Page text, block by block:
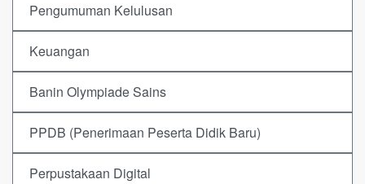
Pengumuman Kelulusan
Keuangan
Banin Olympiade Sains
PPDB (Penerimaan Peserta Didik Baru)
Perpustakaan Digital